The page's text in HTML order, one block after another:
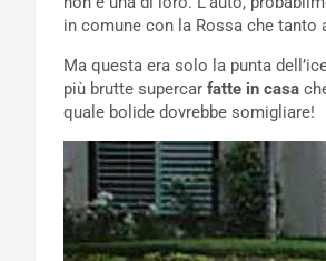
in comune con la Rossa che tanto
Ma questa era solo la punta
più brutte supercar fatte in casa
quale bolide dovrebbe somigliare!